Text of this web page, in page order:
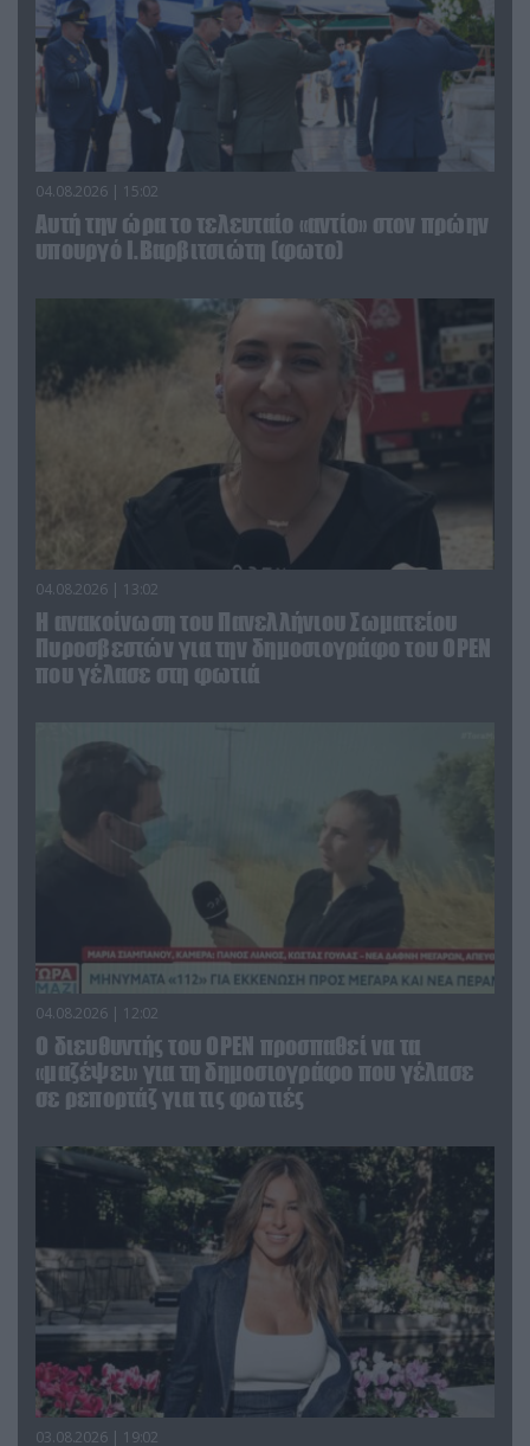
04.08.2026 | 15:02
Αυτή την ώρα το τελευταίο «αντίο» στον πρώην
υπουργό Ι.Βαρβιτσιώτη (φωτο)
04.08.2026 | 13:02
Η ανακοίνωση του Πανελλήνιου Σωματείου
Πυροσβεστών για την δημοσιογράφο του OPEN
που γέλασε στη φωτιά
04.08.2026 | 12:02
O διευθυντής του OPEN προσπαθεί να τα
«μαζέψει» για τη δημοσιογράφο που γέλασε
σε ρεπορτάζ για τις φωτιές
03.08.2026 | 19:02